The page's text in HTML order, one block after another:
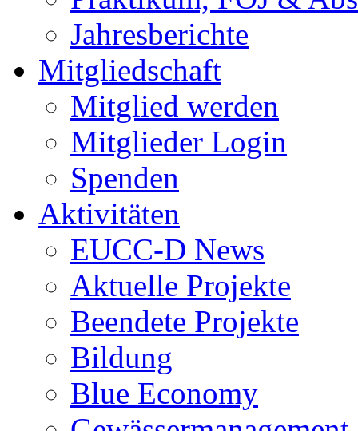
Jahresberichte
Mitgliedschaft
Mitglied werden
Mitglieder Login
Spenden
Aktivitäten
EUCC-D News
Aktuelle Projekte
Beendete Projekte
Bildung
Blue Economy